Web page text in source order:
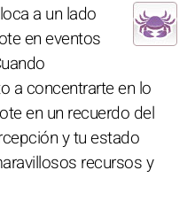
a un lado
en eventos
a concentrarte en lo
en un recuerdo del
y tu estado
recursos y